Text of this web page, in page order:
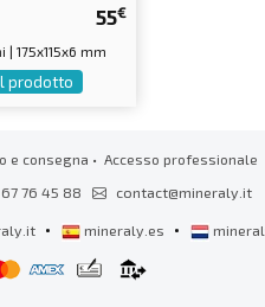
55€
| 175x115x6 mm
prodotto
e consegna • Accesso professionale
76 45 88 contact@mineraly.it
• mineraly.es •